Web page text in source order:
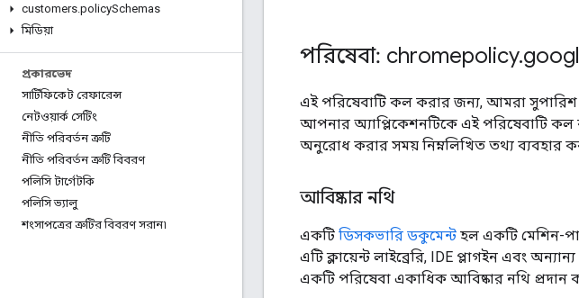
customers.policySchemas
মিডিয়া
প্রকারভেদ
সার্টিফিকেট রেফারেন্স
নেটওয়ার্ক সেটিং
নীতি পরিবর্তন ত্রুটি
নীতি পরিবর্তন ত্রুটি বিবরণ
পলিসি টার্গেটকি
পলিসি ভ্যালু
শংসাপত্রের ত্রুটির বিবরণ সরান৷
পরিষেবা: chromepolicy.
এই পরিষেবাটি কল করার জন্য, আমরা
আপনার অ্যাপ্লিকেশনটিকে এই পরিষেবাটি
অনুরোধ করার সময় নিম্নলিখিত তথ্য ব্যবহার
আবিষ্কার নথি
একটি ডিসকভারি ডকুমেন্ট হল একটি মেশিন-
এটি ক্লায়েন্ট লাইব্রেরি, IDE প্লাগইন এবং
একটি পরিষেবা একাধিক আবিষ্কার নথি প্রদান